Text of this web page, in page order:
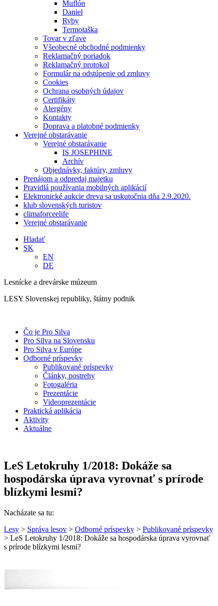
Muflón
Daniel
Ryby
Termotaška
Tovar v zľave
Všeobecné obchodné podmienky
Reklamačný poriadok
Reklamačný protokol
Formulár na odstúpenie od zmluvy
Cookies
Ochrana osobných údajov
Certifikáty
Alergény
Kontakty
Doprava a platobné podmienky
Verejné obstarávanie
Verejné obstarávanie
IS JOSEPHINE
Archív
Objednávky, faktúry, zmluvy
Prenájom a odpredaj majetku
Pravidlá používania mobilných aplikácií
Elektronické aukcie dreva sa uskutočnia dňa 2.9.2020.
klub slovenských turistov
climaforceelife
Verejné obstarávanie
Hladať
SK
EN
DE
Lesnícke a drevárske múzeum
LESY Slovenskej republiky, štátny podnik
Čo je Pro Silva
Pro Silva na Slovensku
Pro Silva v Európe
Odborné príspevky
Publikované príspevky
Články, postrehy
Fotogaléria
Prezentácie
Videoprezentácie
Praktická aplikácia
Aktivity
Aktuálne
LeS Letokruhy 1/2018: Dokáže sa
hospodárska úprava vyrovnať s prírode
blízkymi lesmi?
Nacházate sa tu:
Lesy > Správa lesov > Odborné príspevky > Publikované príspevky
> LeS Letokruhy 1/2018: Dokáže sa hospodárska úprava vyrovnať
s prírode blízkymi lesmi?